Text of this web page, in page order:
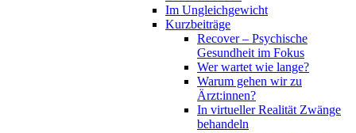
Im Ungleichgewicht
Kurzbeiträge
Recover – Psychische
Gesundheit im Fokus
Wer wartet wie lange?
Warum gehen wir zu
Ärzt:innen?
In virtueller Realität Zwänge
behandeln